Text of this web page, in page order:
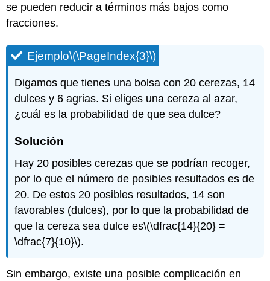
se pueden reducir a términos más bajos como
fracciones.
Ejemplo\(\PageIndex{3}\)
Digamos que tienes una bolsa con 20 cerezas, 14
dulces y 6 agrias. Si eliges una cereza al azar,
¿cuál es la probabilidad de que sea dulce?
Solución
Hay 20 posibles cerezas que se podrían recoger,
por lo que el número de posibles resultados es de
20. De estos 20 posibles resultados, 14 son
favorables (dulces), por lo que la probabilidad de
que la cereza sea dulce es\(\dfrac{14}{20} =
\dfrac{7}{10}\).
Sin embargo, existe una posible complicación en